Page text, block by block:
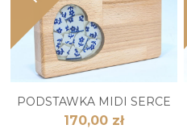
PODSTAWKA MIDI SERCE
170,00 zł